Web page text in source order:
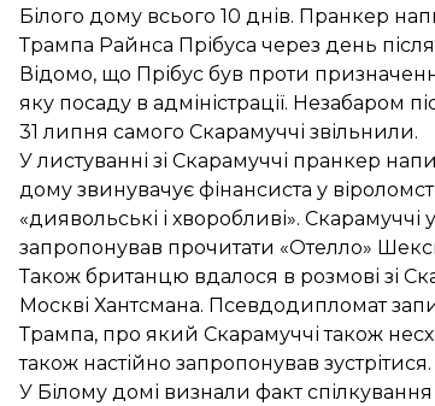
Білого дому всього 10 днів. Пранкер
Трампа Райнса Прібуса через день
Відомо, що Прібус був проти
яку посаду в адміністрації. Незабаром
31 липня самого Скарамуччі звільнили.
У листуванні зі Скарамуччі пранкер
дому звинувачує фінансиста у
«диявольські і хворобливі».
запропонував прочитати «Отелло»
Також британцю вдалося в розмові зі
Москві Хантсмана. Псевдодипломат
Трампа, про який Скарамуччі також
також настійно запропонував зустрітися.
У Білому домі визнали факт